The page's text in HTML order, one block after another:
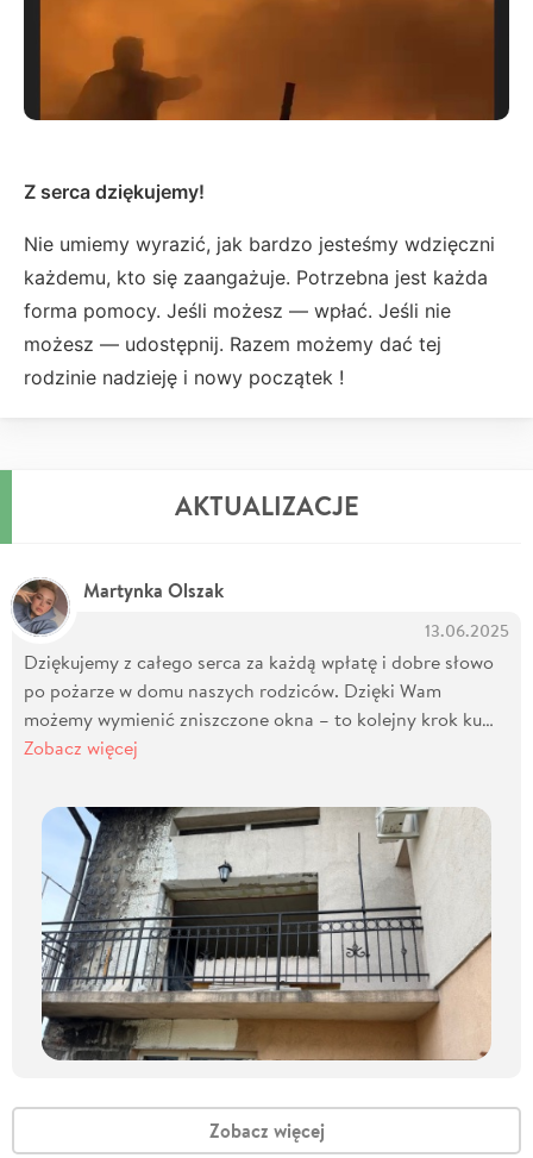
Z serca dziękujemy!
Nie umiemy wyrazić, jak bardzo jesteśmy wdzięczni
każdemu, kto się zaangażuje. Potrzebna jest każda
forma pomocy. Jeśli możesz — wpłać. Jeśli nie
możesz — udostępnij. Razem możemy dać tej
rodzinie nadzieję i nowy początek !
AKTUALIZACJE
Martynka Olszak
13.06.2025
Dziękujemy z całego serca za każdą wpłatę i dobre słowo
po pożarze w domu naszych rodziców. Dzięki Wam
możemy wymienić zniszczone okna – to kolejny krok ku…
Zobacz więcej
Zobacz więcej